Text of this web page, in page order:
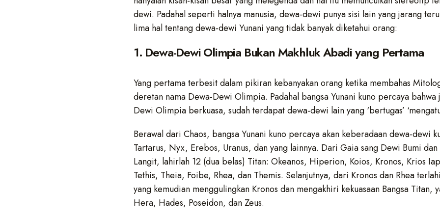
dewi. Padahal seperti halnya manusia, dewa-dewi punya sisi lain yang jarang
lima hal tentang dewa-dewi Yunani yang tidak banyak diketahui orang:
1. Dewa-Dewi Olimpia Bukan Makhluk Abadi yang Pertama
Yang pertama terbesit dalam pikiran kebanyakan orang ketika membahas
deretan nama Dewa-Dewi Olimpia. Padahal bangsa Yunani kuno percaya
Dewi Olimpia berkuasa, sudah terdapat dewa-dewi lain yang ‘bertugas’
Berawal dari Chaos, bangsa Yunani kuno percaya akan keberadaan dewa-dewi
Tartarus, Nyx, Erebos, Uranus, dan yang lainnya. Dari Gaia sang Dewi Bumi dan
Langit, lahirlah 12 (dua belas) Titan: Okeanos, Hiperion, Koios, Kronos, Krios
Tethis, Theia, Foibe, Rhea, dan Themis. Selanjutnya, dari Kronos dan Rhea
yang kemudian menggulingkan Kronos dan mengakhiri kekuasaan Bangsa
Hera, Hades, Poseidon, dan Zeus.